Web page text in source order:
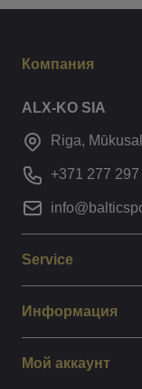
Компания
ALX-KO SIA
Riga,
+371 277 297
Service
Информация
Мой аккаунт